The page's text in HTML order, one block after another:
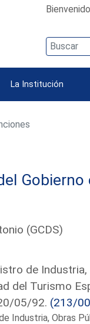
La Institución
(GCDS)
de
del Turismo
05/92. (213/
Industria, Obras